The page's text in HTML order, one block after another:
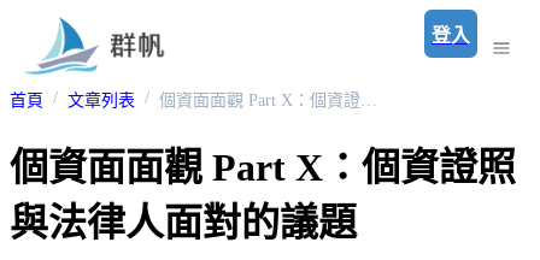
登入
首頁 文章列表 個資面面觀 Part X：個資證照與法律人面對的議題
個資面面觀 Part X：個資證照
與法律人面對的議題